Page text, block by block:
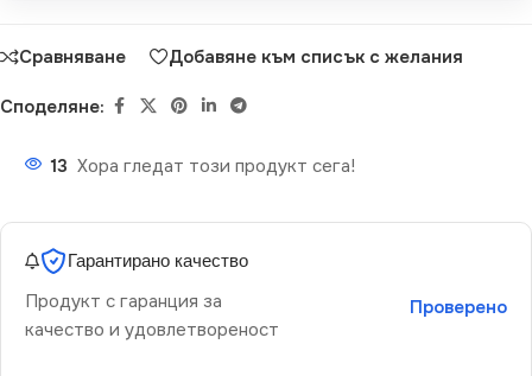
Сравняване Добавяне към списък с желания
Споделяне:
13 Хора гледат този продукт сега!
Гарантирано качество
Продукт с гаранция за
качество и удовлетвореност
Проверено